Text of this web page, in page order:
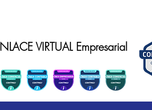
VIRTUAL Empresarial